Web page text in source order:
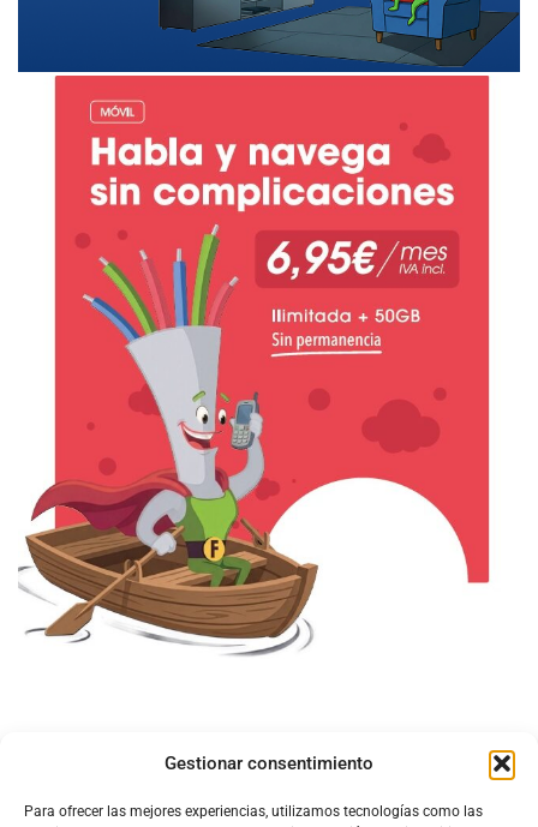
Gestionar consentimiento
Para ofrecer las mejores experiencias, utilizamos tecnologías como las